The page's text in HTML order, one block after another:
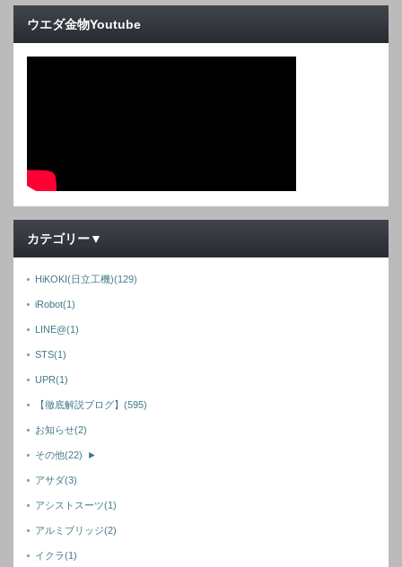
ウエダ金物Youtube
カテゴリー▼
HiKOKI(日立工機)(129)
iRobot(1)
LINE@(1)
STS(1)
UPR(1)
【徹底解説ブログ】 (595)
お知らせ(2)
その他(22) ►
アサダ(3)
アシストスーツ(1)
アルミブリッジ(2)
イクラ(1)